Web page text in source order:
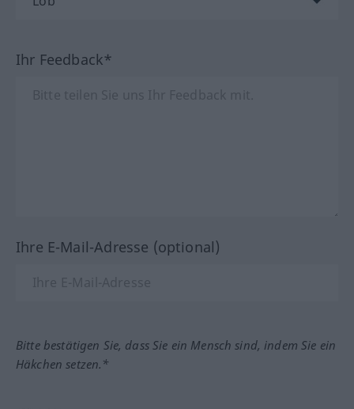
Ihr Feedback*
Ihre E-Mail-Adresse (optional)
Bitte bestätigen Sie, dass Sie ein Mensch sind, indem Sie ein
Häkchen setzen.*